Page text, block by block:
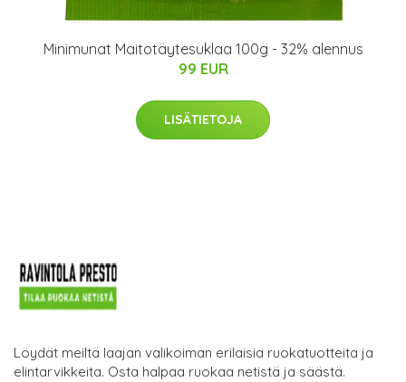
Minimunat Maitotäytesuklaa 100g - 32% alennus
99 EUR
LISÄTIETOJA
Löydät meiltä laajan valikoiman erilaisia ruokatuotteita ja
elintarvikkeita. Osta halpaa ruokaa netistä ja säästä.